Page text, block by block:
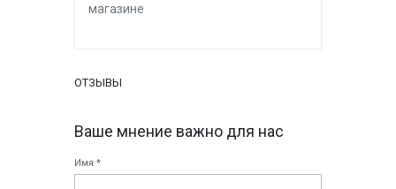
магазине
ОТЗЫВЫ
Ваше мнение важно для нас
Имя *